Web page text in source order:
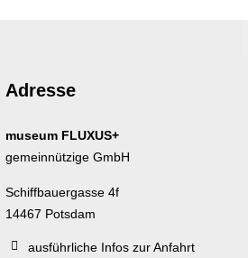
Adresse
museum FLUXUS+
gemeinnützige GmbH
Schiffbauergasse 4f
14467 Potsdam
ausführliche Infos zur Anfahrt